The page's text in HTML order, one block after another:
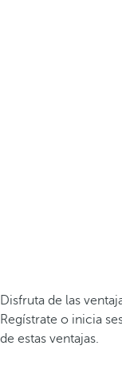
Disfruta de las
Regístrate o inicia
de estas ventajas.